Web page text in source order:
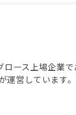
ロース上場企業で
営しています。